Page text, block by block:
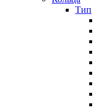
Тип